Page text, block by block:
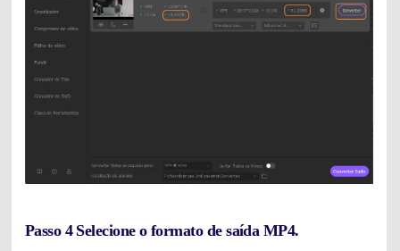
Passo 4Selecione o formato de saída MP4.